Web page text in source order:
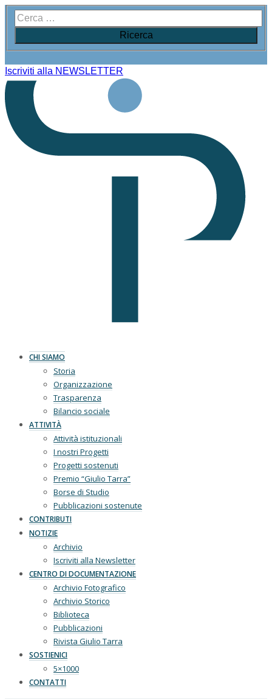
Iscriviti alla NEWSLETTER
CHI SIAMO
Storia
Organizzazione
Trasparenza
Bilancio sociale
ATTIVITÀ
Attività istituzionali
I nostri Progetti
Progetti sostenuti
Premio “Giulio Tarra”
Borse di Studio
Pubblicazioni sostenute
CONTRIBUTI
NOTIZIE
Archivio
Iscriviti alla Newsletter
CENTRO DI DOCUMENTAZIONE
Archivio Fotografico
Archivio Storico
Biblioteca
Pubblicazioni
Rivista Giulio Tarra
SOSTIENICI
5×1000
CONTATTI